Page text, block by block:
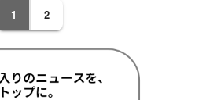
1 2